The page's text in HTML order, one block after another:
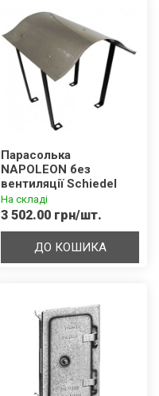
Парасолька
NAPOLEON без
вентиляції Schiedel
UNI
На складі
3 502.00 грн/шт.
ДО КОШИКА